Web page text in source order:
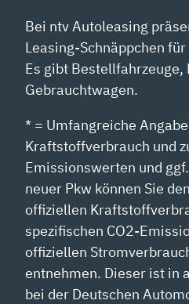
Bei ntv Autoleasing
Leasing-Schnäppchen
Es gibt Bestellfahrzeuge,
Gebrauchtwagen.
* = Umfangreiche
Kraftstoffverbrauch und
Emissionswerten und
neuer Pkw können Sie
offiziellen
spezifischen CO2-
offiziellen
entnehmen. Dieser ist in
bei der Deutschen